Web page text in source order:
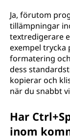
Ja, förutom
tillämpningar
textredigerare
exempel trycka
formatering
dess
kopierar och
när du snabbt
Har
inom